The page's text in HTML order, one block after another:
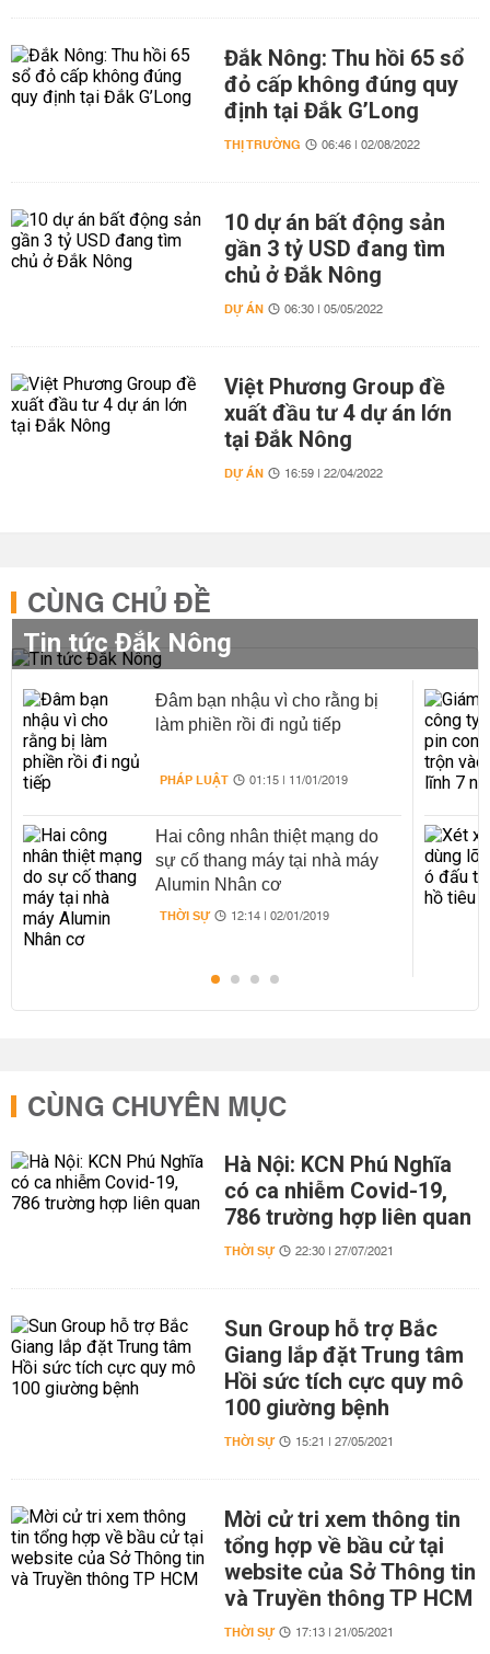
Đắk Nông: Thu hồi 65 sổ
đỏ cấp không đúng quy
định tại Đắk G’Long
THỊ TRƯỜNG 06:46 | 02/08/2022
10 dự án bất động sản
gần 3 tỷ USD đang tìm
chủ ở Đắk Nông
DỰ ÁN 06:30 | 05/05/2022
Việt Phương Group đề
xuất đầu tư 4 dự án lớn
tại Đắk Nông
DỰ ÁN 16:59 | 22/04/2022
CÙNG CHỦ ĐỀ
Tin tức Đắk Nông
Đâm bạn nhậu vì cho rằng bị
làm phiền rồi đi ngủ tiếp
PHÁP LUẬT 01:15 | 11/01/2019
Hai công nhân thiệt mạng do
sự cố thang máy tại nhà máy
Alumin Nhân cơ
THỜI SỰ 12:14 | 02/01/2019
CÙNG CHUYÊN MỤC
Hà Nội: KCN Phú Nghĩa
có ca nhiễm Covid-19,
786 trường hợp liên quan
THỜI SỰ 22:30 | 27/07/2021
Sun Group hỗ trợ Bắc
Giang lắp đặt Trung tâm
Hồi sức tích cực quy mô
100 giường bệnh
THỜI SỰ 15:21 | 27/05/2021
Mời cử tri xem thông tin
tổng hợp về bầu cử tại
website của Sở Thông tin
và Truyền thông TP HCM
THỜI SỰ 17:13 | 21/05/2021